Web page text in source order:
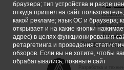
График
Депутатские
браузера; тип устройства и
откуда пришел на сайт
какой рекламе; язык ОС и браузера;
открывает и на какие кнопки
адрес) в целях функционирования
ретаргетинга и проведения
обзоров. Если вы не хотите, чтобы
обрабатывались, покиньте сайт